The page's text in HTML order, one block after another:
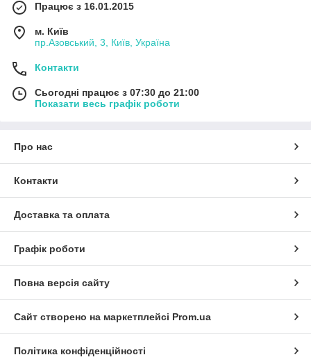
Працює з 16.01.2015
м. Київ
пр.Азовський, 3, Київ, Україна
Контакти
Сьогодні працює з 07:30 до 21:00
Показати весь графік роботи
Про нас
Контакти
Доставка та оплата
Графік роботи
Повна версія сайту
Сайт створено на маркетплейсі Prom.ua
Політика конфіденційності